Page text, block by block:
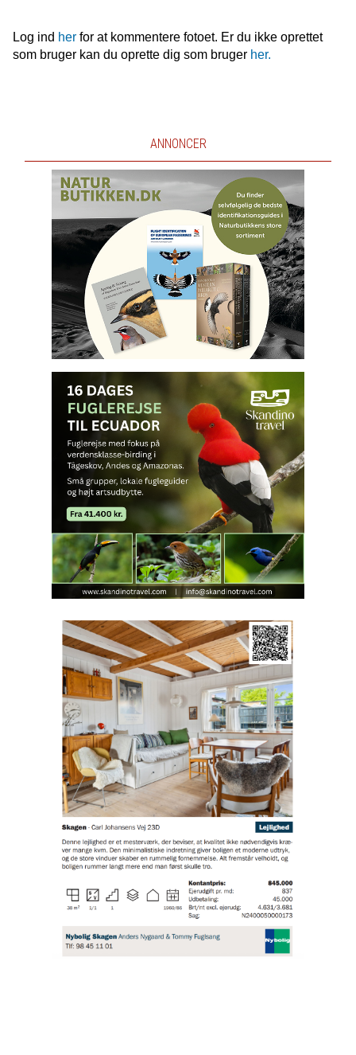
Log ind herfor at kommentere fotoet. Er du ikke oprettet
som bruger kan du oprette dig som bruger her.
ANNONCER